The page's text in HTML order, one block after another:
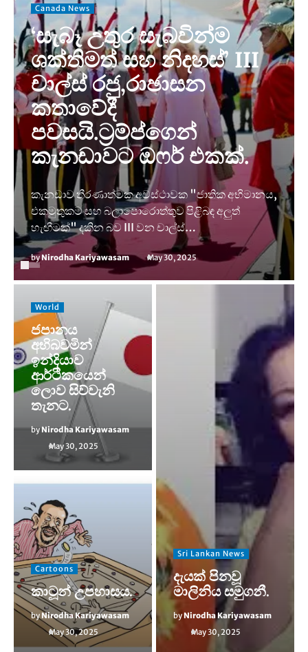
Canada News
‘සැබෑ උතුර සැබවින්ම
ශක්තිමත් සහ නිදහස්’ III
චාල්ස් රජු,රාඡාසන
කතාවේදී
පවසයි.ට්‍රම්ප්ගෙන්
කැනඩාවට ඔෆර් එකක්.
කැනඩාව තීරණාත්මක අවස්ථාවක "ජාතික අභිමානය,
එකමුතුකම සහ බලාපොරොත්තුව පිළිබඳ අලුත්
හැඟීමක්" දකින බව III වන චාල්ස්…
byNirodha Kariyawasam May 30, 2025
World
ජපානය
අභිබවමින්
ඉන්දියාව
ආර්ථිකයෙන්
ලොව සිව්වැනි
තැනට.
byNirodha Kariyawasam
May 30, 2025
Sri Lankan News
දැයක් පිනවූ
මාලිනිය සමුගනී.
by Nirodha Kariyawasam
May 30, 2025
Cartoons
කාටූන් උපහාසය.
by Nirodha Kariyawasam
May 30, 2025